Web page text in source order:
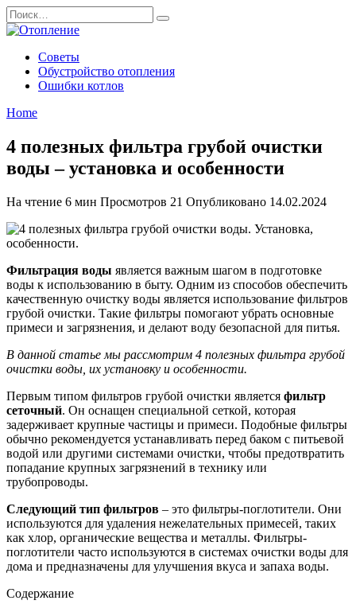
Перейти
к
Search
for:
Советы
Обустройство отопления
Ошибки котлов
Home
4 полезных фильтра грубой очистки
воды – установка и особенности
На чтение 6 мин Просмотров 21 Опубликовано 14.02.2024
Фильтрация воды является важным шагом в подготовке
воды к использованию в быту. Одним из способов обеспечить
качественную очистку воды является использование фильтров
грубой очистки. Такие фильтры помогают убрать основные
примеси и загрязнения, и делают воду безопасной для питья.
В данной статье мы рассмотрим 4 полезных фильтра грубой
очистки воды, их установку и особенности.
Первым типом фильтров грубой очистки является фильтр
сеточный. Он оснащен специальной сеткой, которая
задерживает крупные частицы и примеси. Подобные фильтры
обычно рекомендуется устанавливать перед баком с питьевой
водой или другими системами очистки, чтобы предотвратить
попадание крупных загрязнений в технику или
трубопроводы.
Следующий тип фильтров – это фильтры-поглотители. Они
используются для удаления нежелательных примесей, таких
как хлор, органические вещества и металлы. Фильтры-
поглотители часто используются в системах очистки воды для
дома и предназначены для улучшения вкуса и запаха воды.
Содержание